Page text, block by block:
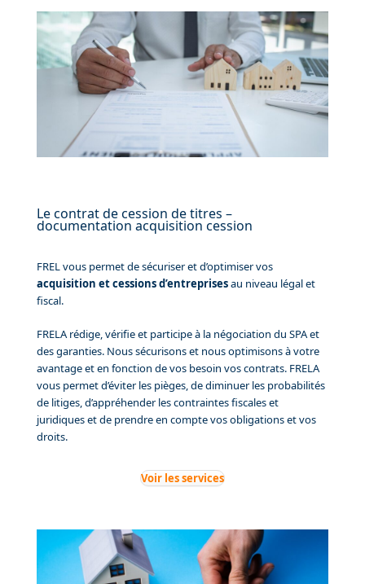
Le contrat de cession de titres –
documentation acquisition cession
FREL vous permet de sécuriser et d’optimiser vos
acquisition et cessions d’entreprisesau niveau légal et
fiscal.
FRELA rédige, vérifie et participe à la négociation du SPA et
des garanties. Nous sécurisons et nous optimisons à votre
avantage et en fonction de vos besoin vos contrats. FRELA
vous permet d’éviter les pièges, de diminuer les probabilités
de litiges, d’appréhender les contraintes fiscales et
juridiques et de prendre en compte vos obligations et vos
droits.
Voir les services